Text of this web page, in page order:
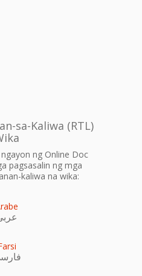
sa-Kaliwa (RTL)
ng Online Doc
pagsasalin ng mga
kaliwa na wika: